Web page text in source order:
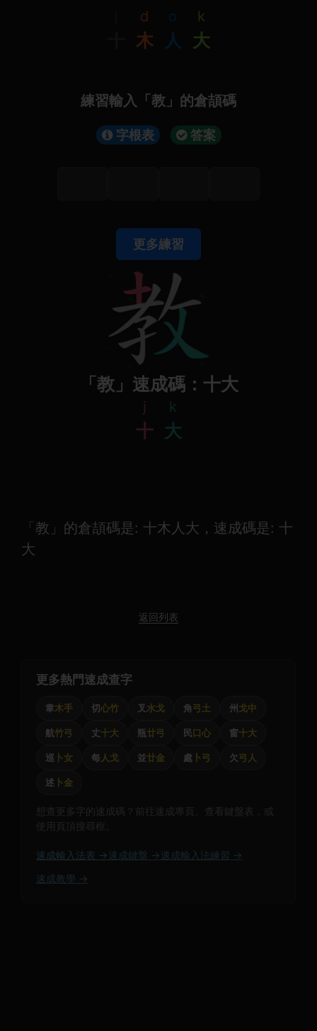
d
木
o
人
k
大
練習輸入「教」的倉頡碼
字根表 答案
更多練習
「教」速成碼：十大
j
十
k
大
「教」的倉頡碼是: 十木人大，速成碼是: 十
大
返回列表
更多熱門速成查字
韋木手 切心竹 叉 水戈 角弓土 州 戈中
航竹弓 丈十大 瓶廿弓 民口心 窗十大
巡 卜女 每人戈 並廿金 處 卜弓 欠弓人
述 卜金
想查更多字的速成碼？前往速成專頁、查看鍵盤表，或
使用頁頂搜尋框。
速成輸入法表 → 速成鍵盤 → 速成輸入法練習 →
速成教學 →